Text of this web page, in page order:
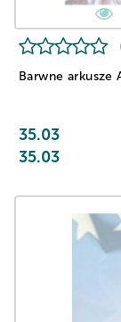
Barwne arkusze
35.03
35.03